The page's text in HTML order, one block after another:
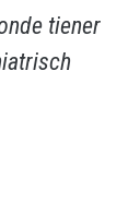
tiener